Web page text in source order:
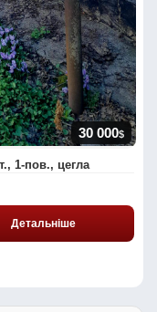
30 000$
1-пов., цегла
Детальніше